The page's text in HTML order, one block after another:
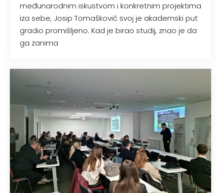
međunarodnim iskustvom i konkretnim projektima
iza sebe, Josip Tomašković svoj je akademski put
gradio promišljeno. Kad je birao studij, znao je da
ga zanima